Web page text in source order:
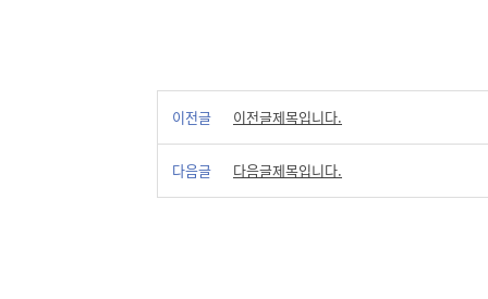
이전글 이전글제목입니다.
다음글 다음글제목입니다.